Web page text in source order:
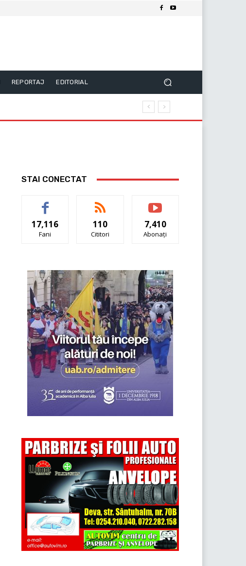
REPORTAJ EDITORIAL
STAI CONECTAT
17,116
Fani
110
Cititori
7,410
Abonați